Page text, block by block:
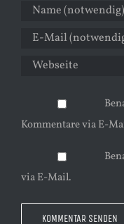
Kommentare via E-
via E-Mail.